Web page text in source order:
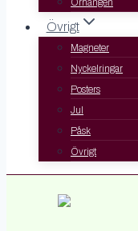
Örhängen
Övrigt
Magneter
Nyckelringar
Posters
Jul
Påsk
Övrigt